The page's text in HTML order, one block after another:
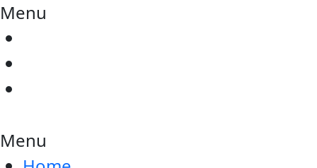
Menu
Menu